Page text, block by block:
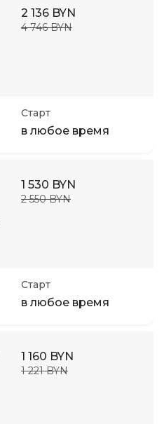
2 136 BYN
4 746 BYN
Старт
в любое время
1 530 BYN
2 550 BYN
Старт
в любое время
1 160 BYN
1 221 BYN